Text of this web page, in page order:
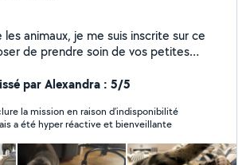
les animaux, je me suis inscrite sur ce
de prendre soin de vos petites
que je n'en ai plus, je les accueille
le manque.
par Alexandra : 5/5
la mission en raison d’indisponibilité
a été hyper réactive et bienveillante